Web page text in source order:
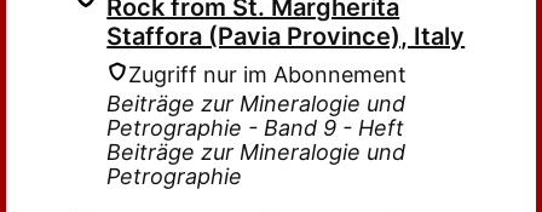
Rock from St. Margherita
Staffora (Pavia Province), Italy
Zugriff nur im Abonnement
Beiträge zur Mineralogie und
Petrographie - Band 9 - Heft
Beiträge zur Mineralogie und
Petrographie